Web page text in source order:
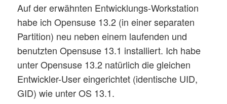
Auf der erwähnten Entwicklungs-Workstation
habe ich Opensuse 13.2 (in einer separaten
Partition) neu neben einem laufenden und
benutzten Opensuse 13.1 installiert. Ich habe
unter Opensuse 13.2 natürlich die gleichen
Entwickler-User eingerichtet (identische UID,
GID) wie unter OS 13.1.